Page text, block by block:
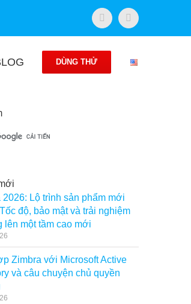
FacebookTwitter
DÙNG THỬ
2026: Lộ trình sản phẩm mới
độ, bảo mật và trải nghiệm
lên một tầm cao mới
Zimbra với Microsoft Active
và câu chuyện chủ quyền